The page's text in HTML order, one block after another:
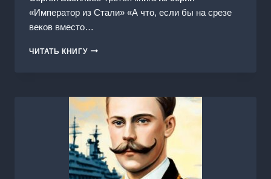
«Император из Стали» «А что, если бы на срезе
веков вместо…
ЧИТАТЬ КНИГУСТАЛЬ